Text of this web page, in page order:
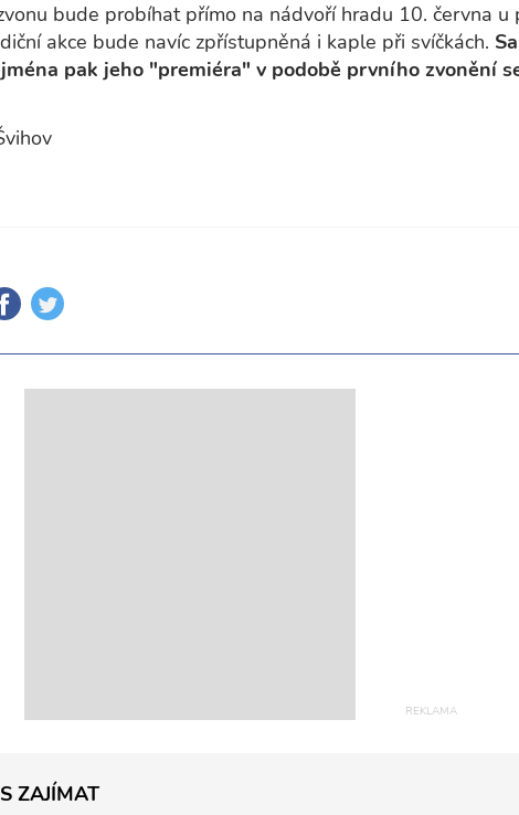
bude probíhat přímo na nádvoří hradu 10. června u
akce bude navíc zpřístupněná i kaple při svíčkách.
pak jeho "premiéra" v podobě prvního zvonění
ZAJÍMAT